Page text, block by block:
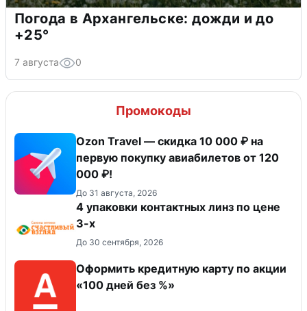
Погода в Архангельске: дожди и до
+25°
7 августа 0
Промокоды
Ozon Travel — скидка 10 000 ₽ на
первую покупку авиабилетов от 120
000 ₽!
До 31 августа, 2026
4 упаковки контактных линз по цене
3-х
До 30 сентября, 2026
Оформить кредитную карту по акции
«100 дней без %»